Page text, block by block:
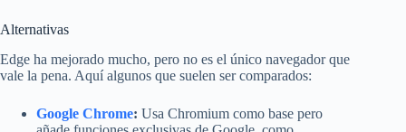
Alternativas
Edge ha mejorado mucho, pero no es el único navegador que
vale la pena. Aquí algunos que suelen ser comparados:
Google Chrome: Usa Chromium como base pero